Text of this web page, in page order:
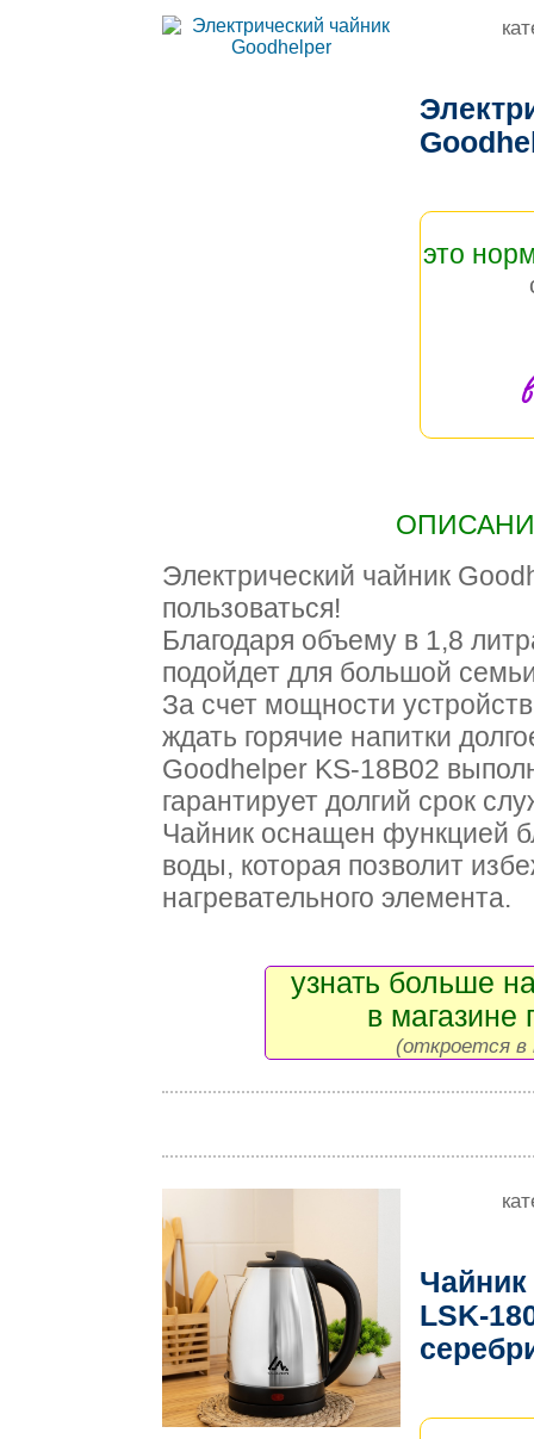
это
Электрический чайник
пользоваться!
Благодаря объему в 1,8
подойдет для большой
За счет мощности
ждать горячие напитки
Goodhelper KS-18В02
гарантирует долгий срок
Чайник оснащен функцией
воды, которая позволит
нагревательного элемента.
узнать больше
в магазине
(откроется в
Чайник
LSK-